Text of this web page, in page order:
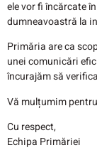
ele vor fi încărcate
dumneavoastră la
Primăria are ca
unei comunicări
încurajăm să
Vă mulțumim
Cu respect,
Echipa Primăriei